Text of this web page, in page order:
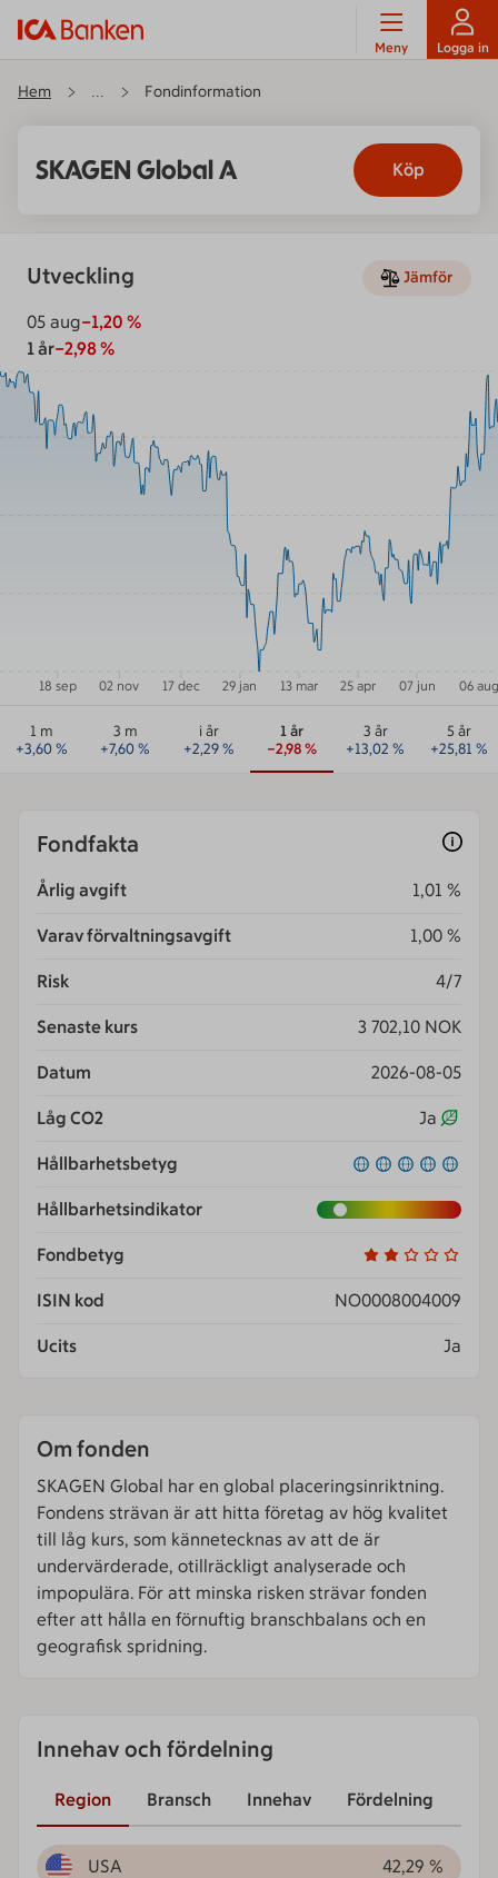
Meny Logga in
Hem ... Fondinformation
SKAGEN Global A Köp
Utveckling Jämför
05 aug−1,20 %
1 år−2,98 %
18 sep 02 nov 17 dec 29 jan 13 mar 25 apr 07 jun 06 aug
1 m
+3,60%
3 m
+7,60%
i år
+2,29%
1 år
−2,98%
3 år
+13,02 %
5 år
+25,81 %
Om fonden
SKAGEN Global har en global placeringsinriktning.
Fondens strävan är att hitta företag av hög kvalitet
till låg kurs, som kännetecknas av att de är
undervärderade, otillräckligt analyserade och
impopulära. För att minska risken strävar fonden
efter att hålla en förnuftig branschbalans och en
geografisk spridning.
Innehav och fördelning
Region Bransch Innehav Fördelning
USA 42,29 %
Fondfakta
Årlig avgift 1,01 %
Varav förvaltningsavgift 1,00 %
Risk 4/7
Senaste kurs 3 702,10 NOK
Datum 2026-08-05
Låg CO2 Ja
Hållbarhetsbetyg
Hållbarhetsindikator
Fondbetyg
ISIN kod NO0008004009
Ucits Ja